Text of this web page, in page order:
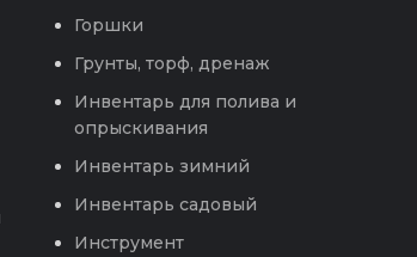
Горшки
Грунты, торф, дренаж
Инвентарь для полива и
опрыскивания
Инвентарь зимний
Инвентарь садовый
Инструмент